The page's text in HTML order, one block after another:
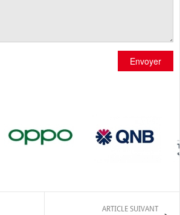
Envoyer
ARTICLE SUIVANT